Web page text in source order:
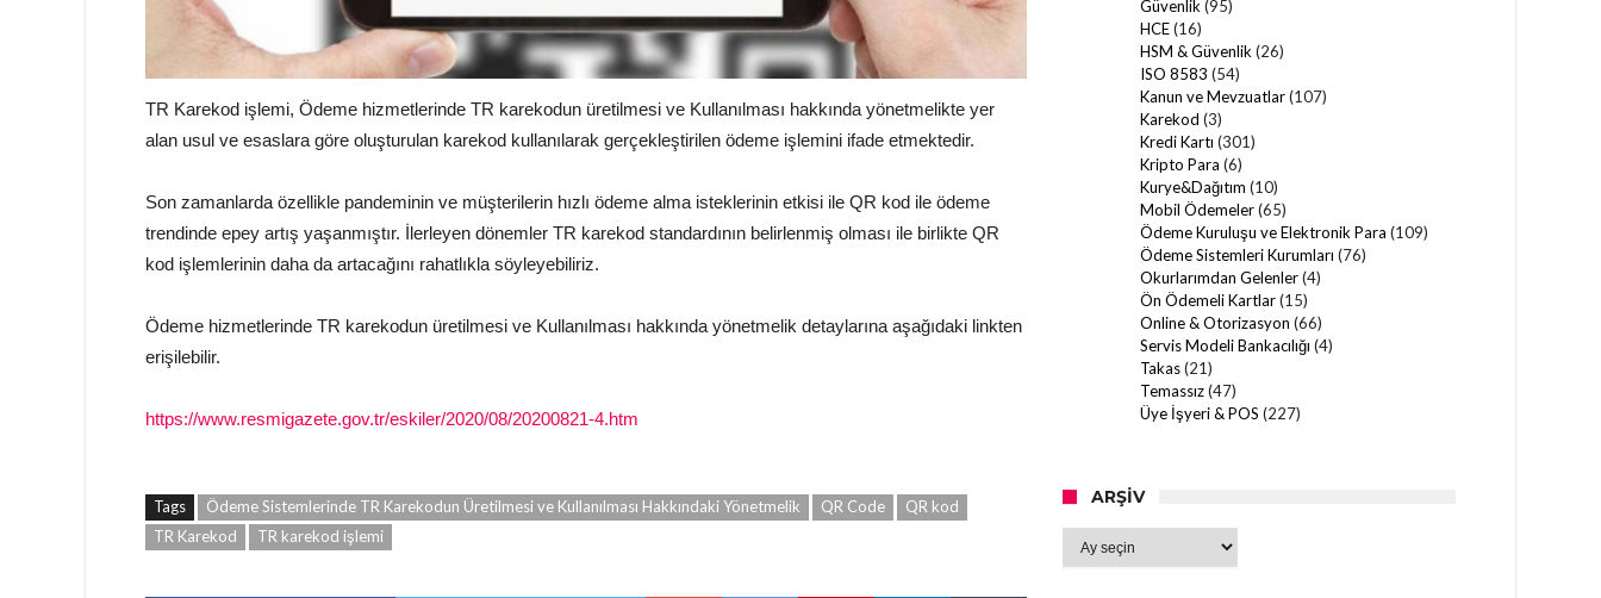
TR Karekod işlemi, Ödeme hizmetlerinde TR karekodun üretilmesi ve Kullanılması hakkında yönetmelikte yer
alan usul ve esaslara göre oluşturulan karekod kullanılarak gerçekleştirilen ödeme işlemini ifade etmektedir.
Son zamanlarda özellikle pandeminin ve müşterilerin hızlı ödeme alma isteklerinin etkisi ile QR kod ile ödeme
trendinde epey artış yaşanmıştır. İlerleyen dönemler TR karekod standardının belirlenmiş olması ile birlikte QR
kod işlemlerinin daha da artacağını rahatlıkla söyleyebiliriz.
Ödeme hizmetlerinde TR karekodun üretilmesi ve Kullanılması hakkında yönetmelik detaylarına aşağıdaki linkten
erişilebilir.
https://www.resmigazete.gov.tr/eskiler/2020/08/20200821-4.htm
Tags Ödeme Sistemlerinde TR Karekodun Üretilmesi ve Kullanılması Hakkındaki Yönetmelik QR Code
QR kod
TR Karekod
TR karekod işlemi
Güvenlik (95)
HCE(16)
HSM & Güvenlik (26)
ISO 8583 (54)
Kanun ve Mevzuatlar(107)
Karekod (3)
Kredi Kartı (301)
Kripto Para (6)
Kurye&Dağıtım (10)
Mobil Ödemeler(65)
Ödeme Kuruluşu ve Elektronik Para (109)
Ödeme Sistemleri Kurumları (76)
Okurlarımdan Gelenler(4)
Ön Ödemeli Kartlar(15)
Online & Otorizasyon (66)
Servis Modeli Bankacılığı (4)
Takas(21)
Temassız(47)
Üye İşyeri & POS (227)
ARŞIV